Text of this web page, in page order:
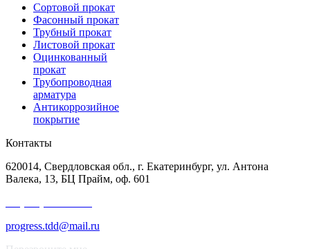
Сортовой прокат
Фасонный прокат
Трубный прокат
Листовой прокат
Оцинкованный
прокат
Трубопроводная
арматура
Антикоррозийное
покрытие
Контакты
620014, Свердловская обл., г. Екатеринбург, ул. Антона
Валека, 13, БЦ Прайм, оф. 601
progress.tdd@mail.ru